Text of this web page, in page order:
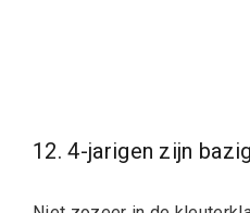
12. 4-jarigen zijn bazig